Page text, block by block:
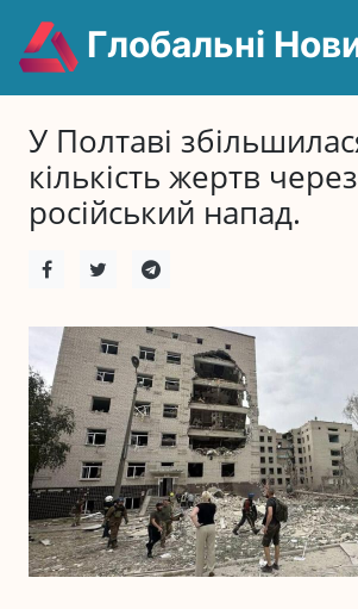
Глобальні
У Полтаві
кількість жертв через
російський напад.